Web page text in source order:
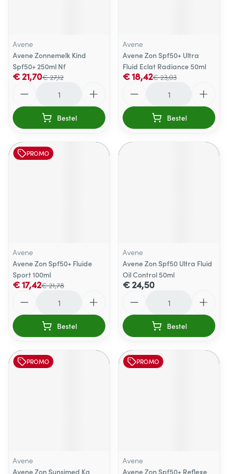
Avene
Avene Zonnemelk Kind
Spf50+ 250ml Nf
€ 27,12
€ 21,70
Bestel
Avene
Avene Zon Spf50+ Ultra
Fluid Eclat Radiance 50ml
€ 23,03
€ 18,42
Bestel
PROMO
Avene
Avene Zon Spf50+ Fluide
Sport 100ml
€ 21,78
€ 17,42
Bestel
Avene
Avene Zon Spf50 Ultra Fluid
Oil Control 50ml
€ 24,50
Bestel
PROMO
Avene
Avene Zon Sunsimed Ka
PROMO
Avene
Avene Zon Spf50+ Reflexe